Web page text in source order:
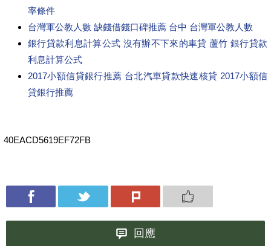
率條件
台灣軍公教人數 缺錢借錢口碑推薦 台中 台灣軍公教人數
銀行貸款利息計算公式 沒有辦不下來的車貸 蘆竹 銀行貸款
利息計算公式
2017小額信貸銀行推薦 台北汽車貸款快速核貸 2017小額信
貸銀行推薦
40EACD5619EF72FB
回應